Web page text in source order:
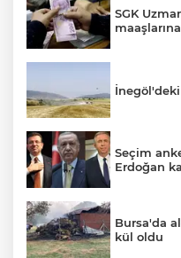
SGK
Seçim
Erdoğan
Bursa'da
kül oldu